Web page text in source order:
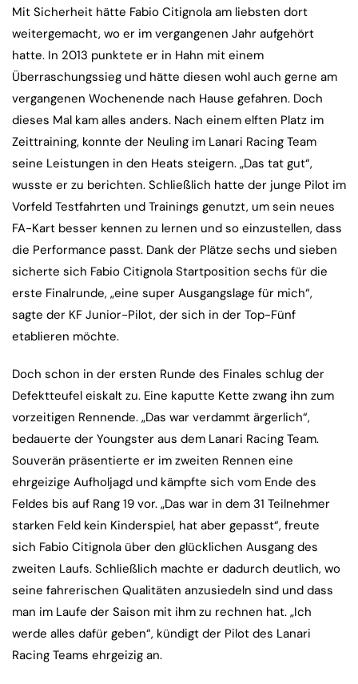
Mit Sicherheit hätte Fabio Citignola am liebsten dort
weitergemacht, wo er im vergangenen Jahr aufgehört
hatte. In 2013 punktete er in Hahn mit einem
Überraschungssieg und hätte diesen wohl auch gerne am
vergangenen Wochenende nach Hause gefahren. Doch
dieses Mal kam alles anders. Nach einem elften Platz im
Zeittraining, konnte der Neuling im Lanari Racing Team
seine Leistungen in den Heats steigern. „Das tat gut“,
wusste er zu berichten. Schließlich hatte der junge Pilot im
Vorfeld Testfahrten und Trainings genutzt, um sein neues
FA-Kart besser kennen zu lernen und so einzustellen, dass
die Performance passt. Dank der Plätze sechs und sieben
sicherte sich Fabio Citignola Startposition sechs für die
erste Finalrunde, „eine super Ausgangslage für mich“,
sagte der KF Junior-Pilot, der sich in der Top-Fünf
etablieren möchte.
Doch schon in der ersten Runde des Finales schlug der
Defektteufel eiskalt zu. Eine kaputte Kette zwang ihn zum
vorzeitigen Rennende. „Das war verdammt ärgerlich“,
bedauerte der Youngster aus dem Lanari Racing Team.
Souverän präsentierte er im zweiten Rennen eine
ehrgeizige Aufholjagd und kämpfte sich vom Ende des
Feldes bis auf Rang 19 vor. „Das war in dem 31 Teilnehmer
starken Feld kein Kinderspiel, hat aber gepasst“, freute
sich Fabio Citignola über den glücklichen Ausgang des
zweiten Laufs. Schließlich machte er dadurch deutlich, wo
seine fahrerischen Qualitäten anzusiedeln sind und dass
man im Laufe der Saison mit ihm zu rechnen hat. „Ich
werde alles dafür geben“, kündigt der Pilot des Lanari
Racing Teams ehrgeizig an.